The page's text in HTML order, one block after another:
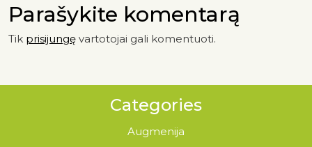
Parašykite komentarą
Tik prisijungę vartotojai gali komentuoti.
Categories
Augmenija